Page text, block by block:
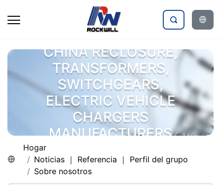
CHINA RECLOSURE,
TRANSFORMERS,
SWITCHGEARS,
ELECTRIC VEHICLE
CHARGERS
MANUFACTURERS
Hogar
Noticias ｜ Referencia ｜ Perfil del grupo
Sobre nosotros